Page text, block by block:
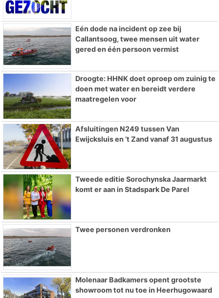
Eén dode na incident op zee bij
Callantsoog, twee mensen uit water
gered en één persoon vermist
Droogte: HHNK doet oproep om zuinig te
doen met water en bereidt verdere
maatregelen voor
Afsluitingen N249 tussen Van
Ewijcksluis en ’t Zand vanaf 31 augustus
Tweede editie Sorochynska Jaarmarkt
komt er aan in Stadspark De Parel
Twee personen verdronken
Molenaar Badkamers opent grootste
showroom tot nu toe in Heerhugowaard